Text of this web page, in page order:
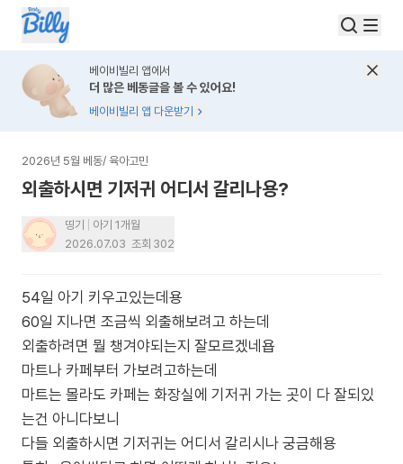
베이비빌리 앱에서
더 많은 베동글을 볼 수 있어요!
베이비빌리 앱 다운받기
2026년 5월 베동/ 육아고민
외출하시면 기저귀 어디서 갈리나용?
띵기
아기 1개월
2026.07.03 조회 302
54일 아기 키우고있는데용
60일 지나면 조금씩 외출해보려고 하는데
외출하려면 뭘 챙겨야되는지 잘모르겠네욥
마트나 카페부터 가보려고하는데
마트는 몰라도 카페는 화장실에 기저귀 가는 곳이 다 잘되있
는건 아니다보니
다들 외출하시면 기저귀는 어디서 갈리시나 궁금해용